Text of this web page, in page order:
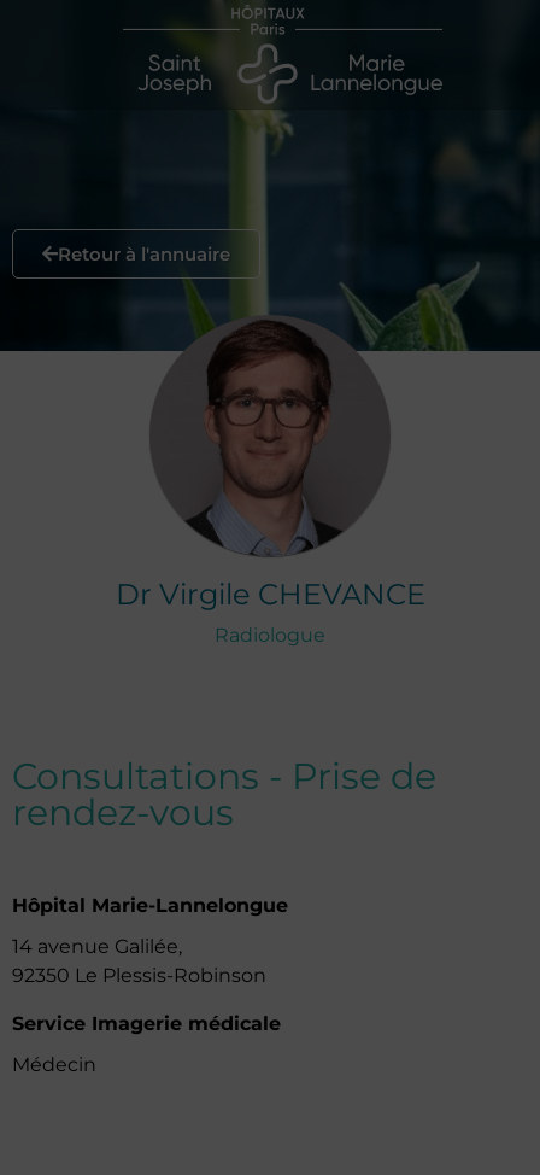
Retour à l'annuaire
Dr Virgile CHEVANCE
Radiologue
Consultations - Prise de
rendez-vous
Hôpital Marie-Lannelongue
14 avenue Galilée,
92350 Le Plessis-Robinson
Service Imagerie médicale
Médecin